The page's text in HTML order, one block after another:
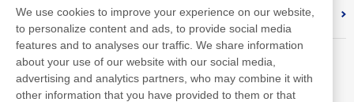
対照表
We use cookies to improve your experience on our website,
to personalize content and ads, to provide social media
features and to analyses our traffic. We share information
about your use of our website with our social media,
advertising and analytics partners, who may combine it with
other information that you have provided to them or that